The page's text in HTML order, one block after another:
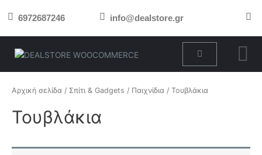
στο 6972687246 info@dealstore.gr
Cart
Αρχική σελίδα / Σπίτι & Gadgets / Παιχνίδια / Τουβλάκια
Τουβλάκια